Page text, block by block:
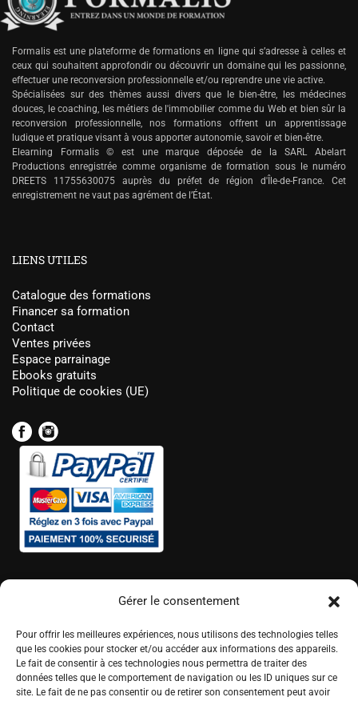
Gérer le consentement
Pour offrir les meilleures expériences, nous utilisons des technologies telles
que les cookies pour stocker et/ou accéder aux informations des appareils.
Le fait de consentir à ces technologies nous permettra de traiter des
données telles que le comportement de navigation ou les ID uniques sur ce
site. Le fait de ne pas consentir ou de retirer son consentement peut avoir
Formalis est une plateforme de formations en ligne qui s’adresse à celles et
ceux qui souhaitent approfondir ou découvrir un domaine qui les passionne,
effectuer une reconversion professionnelle et/ou reprendre une vie active.
Spécialisées sur des thèmes aussi divers que le bien-être, les médecines
douces, le coaching, les métiers de l'immobilier comme du Web et bien sûr la
reconversion professionnelle, nos formations offrent un apprentissage
ludique et pratique visant à vous apporter autonomie, savoir et bien-être.
Elearning Formalis © est une marque déposée de la SARL Abelart
Productions enregistrée comme organisme de formation sous le numéro
DREETS 11755630075 auprès du préfet de région d'Île-de-France. Cet
enregistrement ne vaut pas agrément de l’État.
LIENS UTILES
Catalogue des formations
Financer sa formation
Contact
Ventes privées
Espace parrainage
Ebooks gratuits
Politique de cookies (UE)